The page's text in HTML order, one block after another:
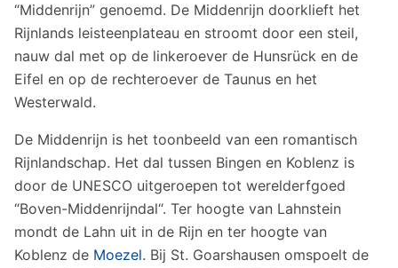
“Middenrijn” genoemd. De Middenrijn doorklieft het
Rijnlands leisteenplateau en stroomt door een steil,
nauw dal met op de linkeroever de Hunsrück en de
Eifel en op de rechteroever de Taunus en het
Westerwald.
De Middenrijn is het toonbeeld van een romantisch
Rijnlandschap. Het dal tussen Bingen en Koblenz is
door de UNESCO uitgeroepen tot werelderfgoed
“Boven-Middenrijndal“. Ter hoogte van Lahnstein
mondt de Lahn uit in de Rijn en ter hoogte van
Koblenz de Moezel. Bij St. Goarshausen omspoelt de